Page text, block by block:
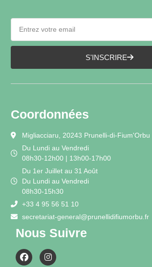
S'INSCRIRE
Coordonnées
Migliacciaru, 20243 Prunelli-di-Fium'Orbu
Du Lundi au Vendredi
08h30-12h00 | 13h00-17h00
Du 1er Juillet au 31 Août
Du Lundi au Vendredi
08h30-15h30
+33 4 95 56 51 10
secretariat-general@prunellidifiumorbu.fr
Nous Suivre